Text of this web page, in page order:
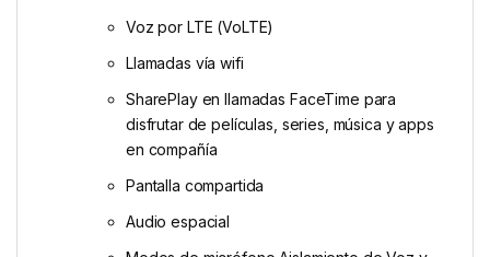
Voz por LTE (VoLTE)
Llamadas vía wifi
SharePlay en llamadas FaceTime para
disfrutar de películas, series, música y apps
en compañía
Pantalla compartida
Audio espacial